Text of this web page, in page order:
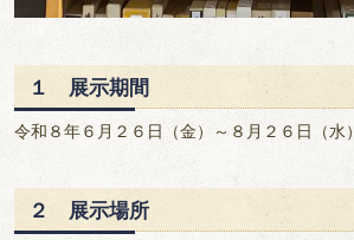
１ 展示期間
令和８年６月２６日（金）～８月２６日（水）
２ 展示場所